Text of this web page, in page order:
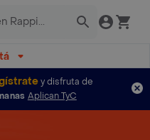
y disfruta de
Aplican TyC